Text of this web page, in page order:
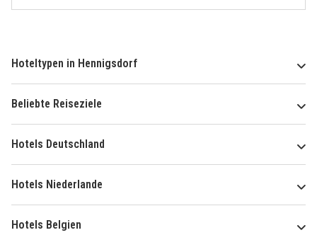
Hoteltypen in Hennigsdorf
Beliebte Reiseziele
Hotels Deutschland
Hotels Niederlande
Hotels Belgien